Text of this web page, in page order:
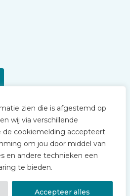
zien die is afgestemd op
wij via verschillende
de cookiemelding accepteert
om jou door middel van
en andere technieken een
te bieden.
Accepteer alles